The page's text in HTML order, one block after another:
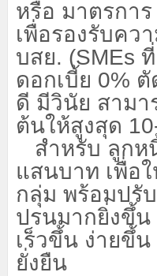
หรือ มาตรกา
เพื่อรองรับคว
บสย. (SMEs
ดอกเบี้ย 0%
ดี มีวินัย สามา
ต้นให้สูงสุด
สำหรับ ลูกห
แสนบาท เพื่อ
กลุ่ม พร้อมปรั
ปรนมากยิ่งขึ้น
เร็วขึ้น ง่ายขึ้
ยั่งยืน